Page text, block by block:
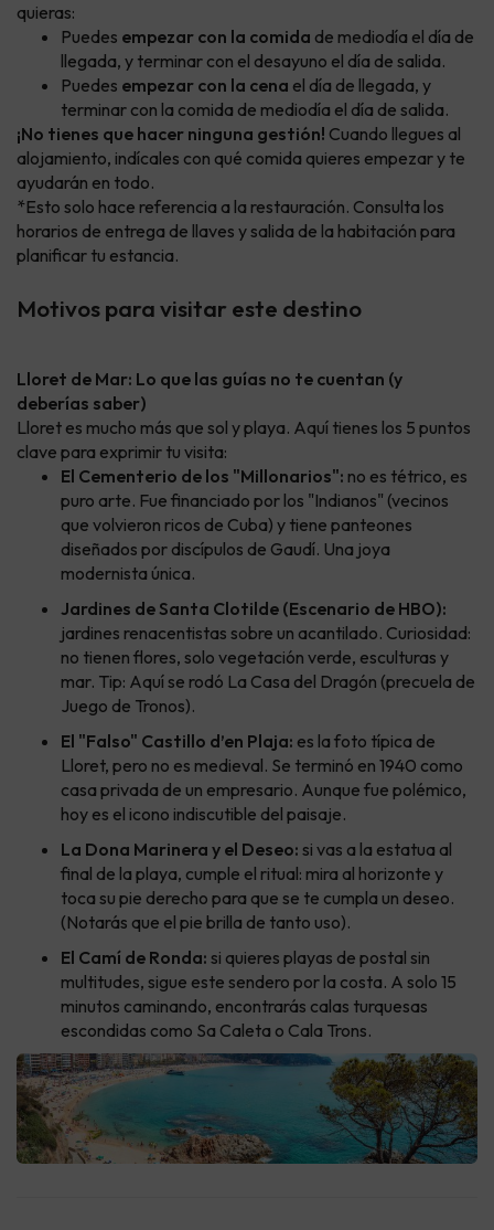
quieras:
Puedes empezar con la comida de mediodía el día de
llegada, y terminar con el desayuno el día de salida.
Puedes empezar con la cena el día de llegada, y
terminar con la comida de mediodía el día de salida.
¡No tienes que hacer ninguna gestión! Cuando llegues al
alojamiento, indícales con qué comida quieres empezar y te
ayudarán en todo.
*Esto solo hace referencia a la restauración. Consulta los
horarios de entrega de llaves y salida de la habitación para
planificar tu estancia.
Motivos para visitar este destino
Lloret de Mar: Lo que las guías no te cuentan (y
deberías saber)
Lloret es mucho más que sol y playa. Aquí tienes los 5 puntos
clave para exprimir tu visita:
El Cementerio de los "Millonarios": no es tétrico, es
puro arte. Fue financiado por los "Indianos" (vecinos
que volvieron ricos de Cuba) y tiene panteones
diseñados por discípulos de Gaudí. Una joya
modernista única.
Jardines de Santa Clotilde (Escenario de HBO):
jardines renacentistas sobre un acantilado. Curiosidad:
no tienen flores, solo vegetación verde, esculturas y
mar. Tip: Aquí se rodó La Casa del Dragón (precuela de
Juego de Tronos).
El "Falso" Castillo d’en Plaja: es la foto típica de
Lloret, pero no es medieval. Se terminó en 1940 como
casa privada de un empresario. Aunque fue polémico,
hoy es el icono indiscutible del paisaje.
La Dona Marinera y el Deseo: si vas a la estatua al
final de la playa, cumple el ritual: mira al horizonte y
toca su pie derecho para que se te cumpla un deseo.
(Notarás que el pie brilla de tanto uso).
El Camí de Ronda: si quieres playas de postal sin
multitudes, sigue este sendero por la costa. A solo 15
minutos caminando, encontrarás calas turquesas
escondidas como Sa Caleta o Cala Trons.